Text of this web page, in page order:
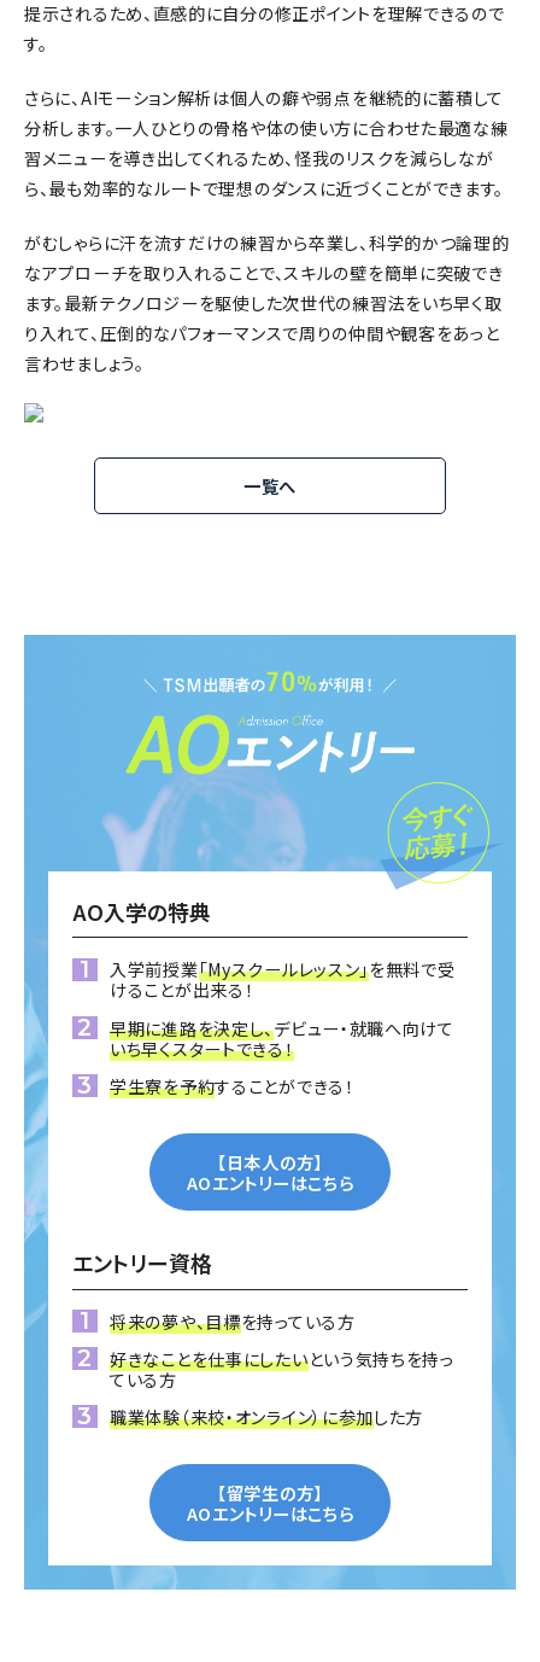
提示されるため、直感的に自分の修正ポイントを理解できるので
す。
さらに、AIモーション解析は個人の癖や弱点を継続的に蓄積して
分析します。一人ひとりの骨格や体の使い方に合わせた最適な練
習メニューを導き出してくれるため、怪我のリスクを減らしなが
ら、最も効率的なルートで理想のダンスに近づくことができます。
がむしゃらに汗を流すだけの練習から卒業し、科学的かつ論理的
なアプローチを取り入れることで、スキルの壁を簡単に突破でき
ます。最新テクノロジーを駆使した次世代の練習法をいち早く取
り入れて、圧倒的なパフォーマンスで周りの仲間や観客をあっと
言わせましょう。
一覧へ
AO入学の特典
入学前授業「Myスクールレッスン」を無料で受
けることが出来る！
早期に進路を決定し、デビュー・就職へ向けて
いち早くスタートできる！
学生寮を予約することができる！
【日本人の方】
AOエントリーはこちら
エントリー資格
将来の夢や、目標を持っている方
好きなことを仕事にしたいという気持ちを持っ
ている方
職業体験（来校・オンライン）に参加した方
【留学生の方】
AOエントリーはこちら